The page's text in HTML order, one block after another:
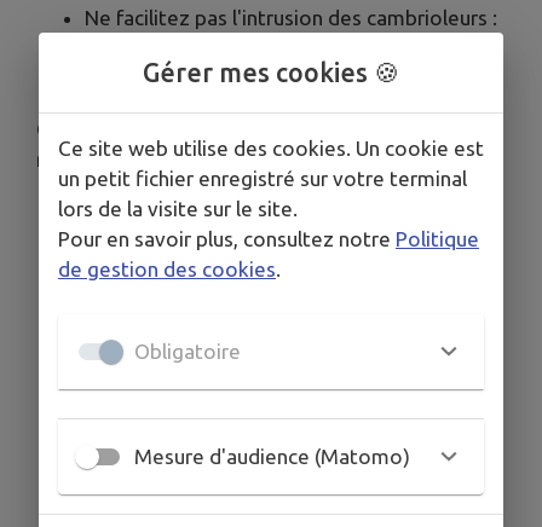
Ne facilitez pas l'intrusion des cambrioleurs :
tournevis et autres outils de bricolage !
Quand vous vous absentez, quelques bons
réflexes :
Ne laissez pas vos fenêtres ouvertes.
Ne cachez pas vos clés à l'extérieur, même
pour les laisser à un ami.
(vocale ou courriel).
Demandez à une personne de votre
entourage de passer chez vous pour
récupérer le courrier et ouvrir/fermer vos
Inscrivez-vous audispositif Opération
Gérer mes cookies 🍪
Ce site web utilise des cookies. Un cookie est
un petit fichier enregistré sur votre terminal
lors de la visite sur le site.
Pour en savoir plus, consultez notre Politique
de gestion des cookies
Obligatoire
Mesure d'audience (Matomo)